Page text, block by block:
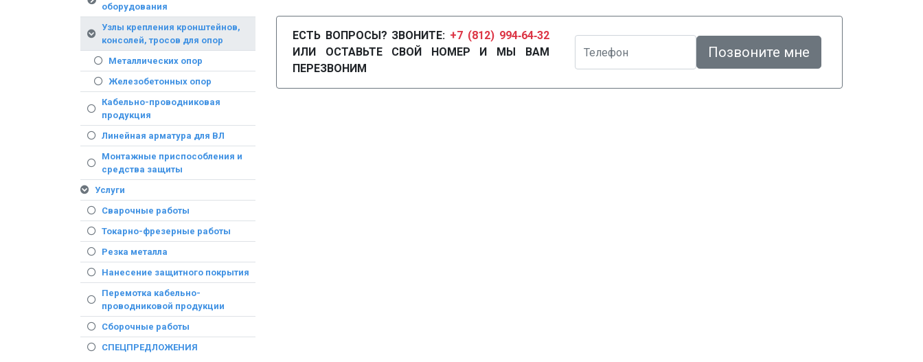
оборудования
Узлы крепления кронштейнов,
консолей, тросов для опор
Металлических опор
Железобетонных опор
Кабельно-проводниковая
продукция
Линейная арматура для ВЛ
Монтажные приспособления и
средства защиты
Услуги
Сварочные работы
Токарно-фрезерные работы
Резка металла
Нанесение защитного покрытия
Перемотка кабельно-
проводниковой продукции
Сборочные работы
СПЕЦПРЕДЛОЖЕНИЯ
ЕСТЬ ВОПРОСЫ? ЗВОНИТЕ: +7 (812) 994‑64‑32
ИЛИ ОСТАВЬТЕ СВОЙ НОМЕР И МЫ ВАМ
ПЕРЕЗВОНИМ
Телефон Позвоните мне